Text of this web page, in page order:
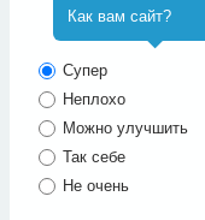
Как вам сайт?
Супер
Неплохо
Можно улучшить
Так себе
Не очень